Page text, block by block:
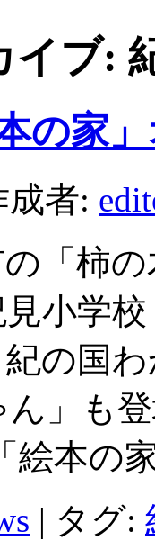
イブ:
の家
成者:
「柿
小学
の国
」も
絵本の
| タグ: